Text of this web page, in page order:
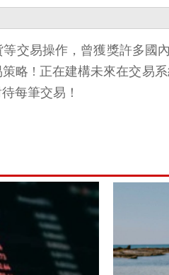
交易操作，曾獲獎許多國
略 ! 正在建構未來在交易
每筆交易！